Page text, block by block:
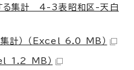
する集計 4-3表昭和区-天白
集計） （Excel 6.0 MB）
1.2 MB）